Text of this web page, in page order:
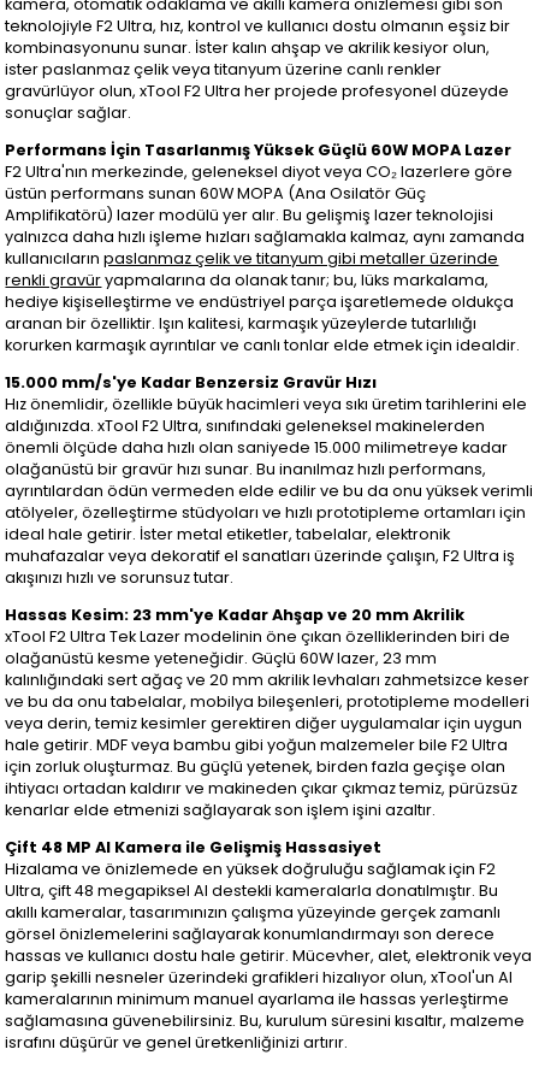
kamera, otomatik odaklama ve akıllı kamera önizlemesi gibi son
teknolojiyle F2 Ultra, hız, kontrol ve kullanıcı dostu olmanın eşsiz bir
kombinasyonunu sunar. İster kalın ahşap ve akrilik kesiyor olun,
ister paslanmaz çelik veya titanyum üzerine canlı renkler
gravürlüyor olun, xTool F2 Ultra her projede profesyonel düzeyde
sonuçlar sağlar.
Performans İçin Tasarlanmış Yüksek Güçlü 60W MOPA Lazer
F2 Ultra'nın merkezinde, geleneksel diyot veya CO₂ lazerlere göre
üstün performans sunan 60W MOPA (Ana Osilatör Güç
Amplifikatörü) lazer modülü yer alır. Bu gelişmiş lazer teknolojisi
yalnızca daha hızlı işleme hızları sağlamakla kalmaz, aynı zamanda
kullanıcılarınpaslanmaz çelik ve titanyum gibi metaller üzerinde
renkli gravüryapmalarına da olanak tanır; bu, lüks markalama,
hediye kişiselleştirme ve endüstriyel parça işaretlemede oldukça
aranan bir özelliktir. Işın kalitesi, karmaşık yüzeylerde tutarlılığı
korurken karmaşık ayrıntılar ve canlı tonlar elde etmek için idealdir.
15.000 mm/s'ye Kadar Benzersiz Gravür Hızı
Hız önemlidir, özellikle büyük hacimleri veya sıkı üretim tarihlerini ele
aldığınızda. xTool F2 Ultra, sınıfındaki geleneksel makinelerden
önemli ölçüde daha hızlı olan saniyede 15.000 milimetreye kadar
olağanüstü bir gravür hızı sunar. Bu inanılmaz hızlı performans,
ayrıntılardan ödün vermeden elde edilir ve bu da onu yüksek verimli
atölyeler, özelleştirme stüdyoları ve hızlı prototipleme ortamları için
ideal hale getirir. İster metal etiketler, tabelalar, elektronik
muhafazalar veya dekoratif el sanatları üzerinde çalışın, F2 Ultra iş
akışınızı hızlı ve sorunsuz tutar.
Hassas Kesim: 23 mm'ye Kadar Ahşap ve 20 mm Akrilik
xTool F2 Ultra Tek Lazer modelinin öne çıkan özelliklerinden biri de
olağanüstü kesme yeteneğidir. Güçlü 60W lazer, 23 mm
kalınlığındaki sert ağaç ve 20 mm akrilik levhaları zahmetsizce keser
ve bu da onu tabelalar, mobilya bileşenleri, prototipleme modelleri
veya derin, temiz kesimler gerektiren diğer uygulamalar için uygun
hale getirir. MDF veya bambu gibi yoğun malzemeler bile F2 Ultra
için zorluk oluşturmaz. Bu güçlü yetenek, birden fazla geçişe olan
ihtiyacı ortadan kaldırır ve makineden çıkar çıkmaz temiz, pürüzsüz
kenarlar elde etmenizi sağlayarak son işlem işini azaltır.
Çift 48 MP AI Kamera ile Gelişmiş Hassasiyet
Hizalama ve önizlemede en yüksek doğruluğu sağlamak için F2
Ultra, çift 48 megapiksel AI destekli kameralarla donatılmıştır. Bu
akıllı kameralar, tasarımınızın çalışma yüzeyinde gerçek zamanlı
görsel önizlemelerini sağlayarak konumlandırmayı son derece
hassas ve kullanıcı dostu hale getirir. Mücevher, alet, elektronik veya
garip şekilli nesneler üzerindeki grafikleri hizalıyor olun, xTool'un AI
kameralarının minimum manuel ayarlama ile hassas yerleştirme
sağlamasına güvenebilirsiniz. Bu, kurulum süresini kısaltır, malzeme
israfını düşürür ve genel üretkenliğinizi artırır.